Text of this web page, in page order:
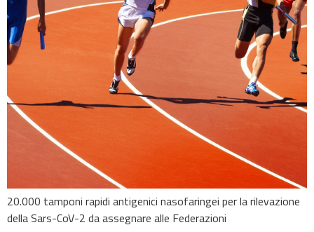
20.000 tamponi rapidi antigenici nasofaringei per la rilevazione
della Sars-CoV-2 da assegnare alle Federazioni